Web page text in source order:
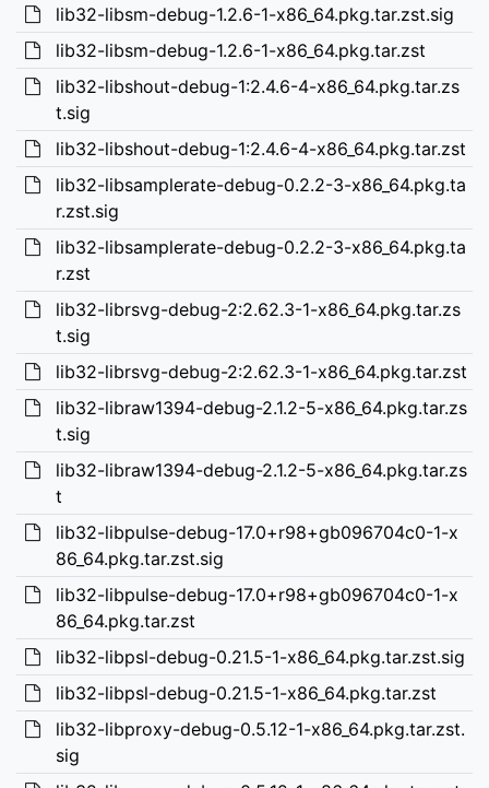
lib32-libsm-debug-1.2.6-1-x86_64.pkg.tar.zst.sig
lib32-libsm-debug-1.2.6-1-x86_64.pkg.tar.zst
lib32-libshout-debug-1:2.4.6-4-x86_64.pkg.tar.zs
t.sig
lib32-libshout-debug-1:2.4.6-4-x86_64.pkg.tar.zst
lib32-libsamplerate-debug-0.2.2-3-x86_64.pkg.ta
r.zst.sig
lib32-libsamplerate-debug-0.2.2-3-x86_64.pkg.ta
r.zst
lib32-librsvg-debug-2:2.62.3-1-x86_64.pkg.tar.zs
t.sig
lib32-librsvg-debug-2:2.62.3-1-x86_64.pkg.tar.zst
lib32-libraw1394-debug-2.1.2-5-x86_64.pkg.tar.zs
t.sig
lib32-libraw1394-debug-2.1.2-5-x86_64.pkg.tar.zs
t
lib32-libpulse-debug-17.0+r98+gb096704c0-1-x
86_64.pkg.tar.zst.sig
lib32-libpulse-debug-17.0+r98+gb096704c0-1-x
86_64.pkg.tar.zst
lib32-libpsl-debug-0.21.5-1-x86_64.pkg.tar.zst.sig
lib32-libpsl-debug-0.21.5-1-x86_64.pkg.tar.zst
lib32-libproxy-debug-0.5.12-1-x86_64.pkg.tar.zst.
sig